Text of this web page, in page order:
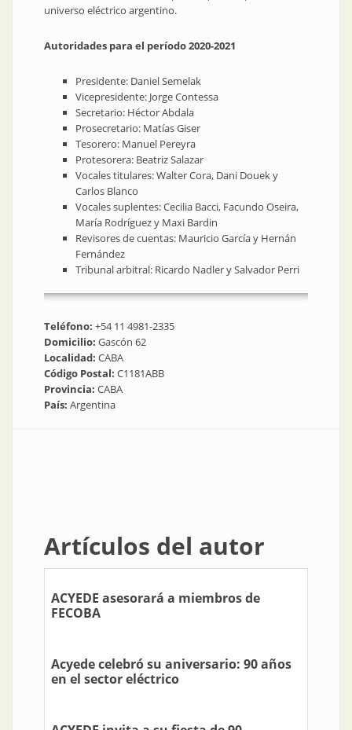
universo eléctrico argentino.
Autoridades para el período 2020-2021
Presidente: Daniel Semelak
Vicepresidente: Jorge Contessa
Secretario: Héctor Abdala
Prosecretario: Matías Giser
Tesorero: Manuel Pereyra
Protesorera: Beatriz Salazar
Vocales titulares: Walter Cora, Dani Douek y
Carlos Blanco
Vocales suplentes: Cecilia Bacci, Facundo Oseira,
María Rodríguez y Maxi Bardin
Revisores de cuentas: Mauricio García y Hernán
Fernández
Tribunal arbitral: Ricardo Nadler y Salvador Perri
Teléfono: +54 11 4981-2335
Domicilio: Gascón 62
Localidad: CABA
Código Postal: C1181ABB
Provincia: CABA
País: Argentina
Artículos del autor
ACYEDE asesorará a miembros de
FECOBA
Acyede celebró su aniversario: 90 años
en el sector eléctrico